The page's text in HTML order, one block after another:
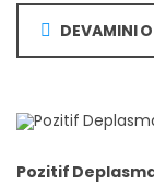
DEVAMINI
Pozitif